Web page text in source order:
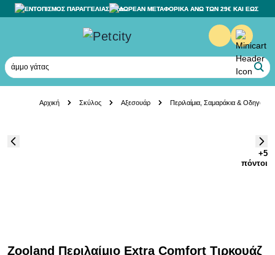
ΕΝΤΟΠΙΣΜΟΣ ΠΑΡΑΓΓΕΛΙΑΣ ΔΩΡΕΑΝ ΜΕΤΑΦΟΡΙΚΑ ΑΝΩ ΤΩΝ 29€ ΚΑΙ ΕΩΣ
άμμο γάτας
Αρχική Σκύλος Αξεσουάρ Περιλαίμια, Σαμαράκια & Οδηγοί
+5
πόντοι
Zooland Περιλαίμιο Extra Comfort Τιρκουάζ